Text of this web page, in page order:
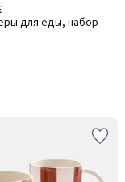
для еды, набор